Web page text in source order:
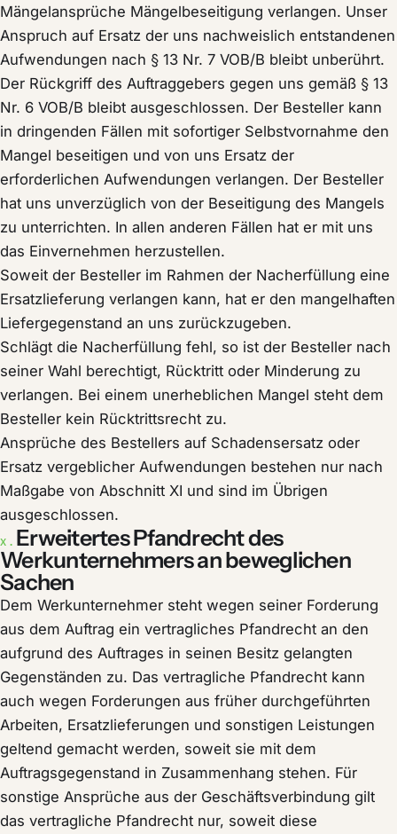
Mängelansprüche Mängelbeseitigung verlangen. Unser
Anspruch auf Ersatz der uns nachweislich entstandenen
Aufwendungen nach § 13 Nr. 7 VOB/B bleibt unberührt.
Der Rückgriff des Auftraggebers gegen uns gemäß § 13
Nr. 6 VOB/B bleibt ausgeschlossen. Der Besteller kann
in dringenden Fällen mit sofortiger Selbstvornahme den
Mangel beseitigen und von uns Ersatz der
erforderlichen Aufwendungen verlangen. Der Besteller
hat uns unverzüglich von der Beseitigung des Mangels
zu unterrichten. In allen anderen Fällen hat er mit uns
das Einvernehmen herzustellen.
Soweit der Besteller im Rahmen der Nacherfüllung eine
Ersatzlieferung verlangen kann, hat er den mangelhaften
Liefergegenstand an uns zurückzugeben.
Schlägt die Nacherfüllung fehl, so ist der Besteller nach
seiner Wahl berechtigt, Rücktritt oder Minderung zu
verlangen. Bei einem unerheblichen Mangel steht dem
Besteller kein Rücktrittsrecht zu.
Ansprüche des Bestellers auf Schadensersatz oder
Ersatz vergeblicher Aufwendungen bestehen nur nach
Maßgabe von Abschnitt XI und sind im Übrigen
ausgeschlossen.
X. Erweitertes Pfandrecht des
Werkunternehmers an beweglichen
Sachen
Dem Werkunternehmer steht wegen seiner Forderung
aus dem Auftrag ein vertragliches Pfandrecht an den
aufgrund des Auftrages in seinen Besitz gelangten
Gegenständen zu. Das vertragliche Pfandrecht kann
auch wegen Forderungen aus früher durchgeführten
Arbeiten, Ersatzlieferungen und sonstigen Leistungen
geltend gemacht werden, soweit sie mit dem
Auftragsgegenstand in Zusammenhang stehen. Für
sonstige Ansprüche aus der Geschäftsverbindung gilt
das vertragliche Pfandrecht nur, soweit diese